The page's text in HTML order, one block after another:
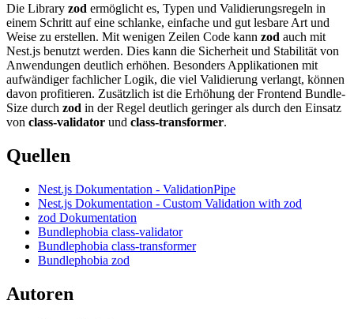
Die Library zod ermöglicht es, Typen und Validierungsregeln in
einem Schritt auf eine schlanke, einfache und gut lesbare Art und
Weise zu erstellen. Mit wenigen Zeilen Code kann zod auch mit
Nest.js benutzt werden. Dies kann die Sicherheit und Stabilität von
Anwendungen deutlich erhöhen. Besonders Applikationen mit
aufwändiger fachlicher Logik, die viel Validierung verlangt, können
davon profitieren. Zusätzlich ist die Erhöhung der Frontend Bundle-
Size durch zod in der Regel deutlich geringer als durch den Einsatz
von class-validator und class-transformer.
Quellen
Nest.js Dokumentation - ValidationPipe
Nest.js Dokumentation - Custom Validation with zod
zod Dokumentation
Bundlephobia class-validator
Bundlephobia class-transformer
Bundlephobia zod
Autoren